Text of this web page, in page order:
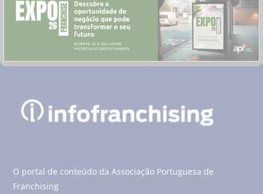
O portal de conteúdo da Associação Portuguesa de
Franchising